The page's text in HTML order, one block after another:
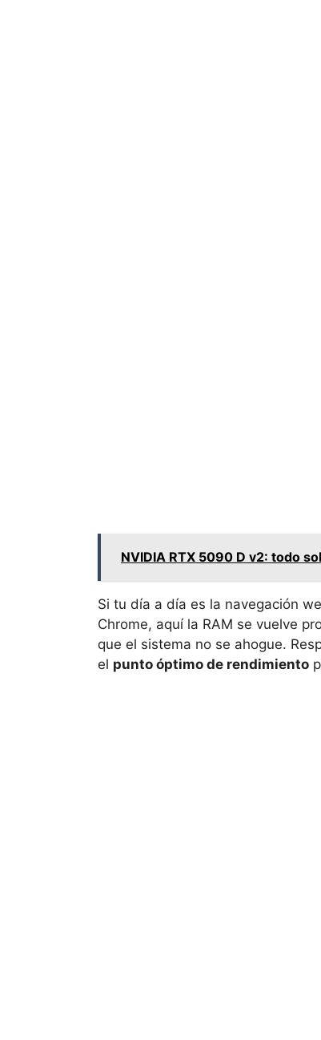
NVIDIA RTX 5090 D v2: todo
Si tu día a día es la navegación
Chrome, aquí la RAM se vuelve
que el sistema no se ahogue.
el punto óptimo de rendimiento